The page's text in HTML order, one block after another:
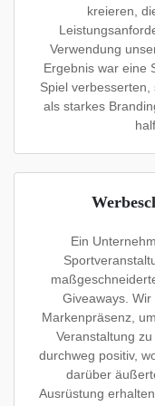
kreieren,
Verwendung
Ergebnis war eine
Spiel
als starkes
Ein
Giveaways.
Markenpräsenz,
Veranstaltung
durchweg positiv,
darüber
Ausrüstung